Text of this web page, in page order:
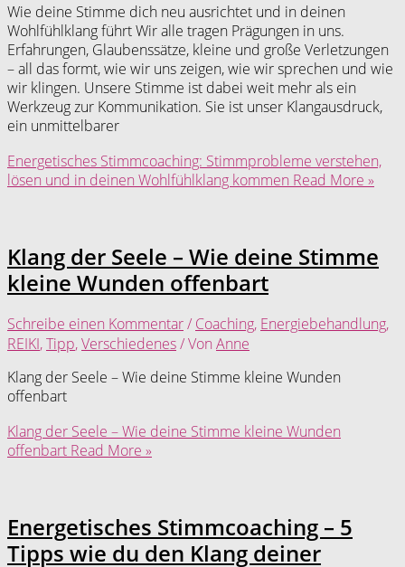
Wie deine Stimme dich neu ausrichtet und in deinen
Wohlfühlklang führt Wir alle tragen Prägungen in uns.
Erfahrungen, Glaubenssätze, kleine und große Verletzungen
– all das formt, wie wir uns zeigen, wie wir sprechen und wie
wir klingen. Unsere Stimme ist dabei weit mehr als ein
Werkzeug zur Kommunikation. Sie ist unser Klangausdruck,
ein unmittelbarer
Energetisches Stimmcoaching: Stimmprobleme verstehen,
lösen und in deinen Wohlfühlklang kommen Read More »
Klang der Seele – Wie deine Stimme
kleine Wunden offenbart
Schreibe einen Kommentar/ Coaching, Energiebehandlung,
REIKI,Tipp,Verschiedenes/ Von Anne
Klang der Seele – Wie deine Stimme kleine Wunden
offenbart
Klang der Seele – Wie deine Stimme kleine Wunden
offenbart Read More »
Energetisches Stimmcoaching – 5
Tipps wie du den Klang deiner